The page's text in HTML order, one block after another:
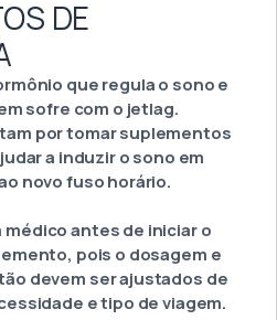
DE
que regula o sono e
sofre com o jetlag.
por tomar suplementos
a induzir o sono em
novo fuso horário.
antes de iniciar o
pois o dosagem e
devem ser ajustados de
e tipo de viagem.